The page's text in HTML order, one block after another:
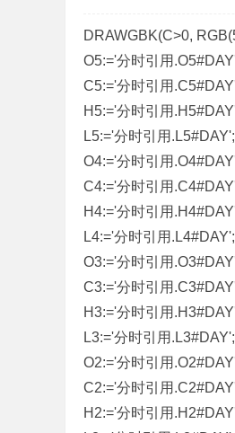
DRAWGBK(C>0,
O5:='分时引用
C5:='分时引用
H5:='分时引用
L5:='分时引用.L5#DAY';
O4:='分时引用
C4:='分时引用
H4:='分时引用
L4:='分时引用.L4#DAY';
O3:='分时引用
C3:='分时引用
H3:='分时引用
L3:='分时引用.L3#DAY';
O2:='分时引用
C2:='分时引用
H2:='分时引用